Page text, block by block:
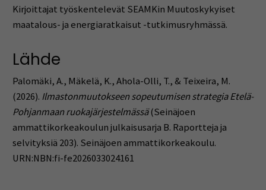
Kirjoittajat työskentelevät SEAMKin Muutoskykyiset
maatalous- ja energiaratkaisut -tutkimusryhmässä.
Lähde
Palomäki, A., Mäkelä, K., Ahola-Olli, T., & Teixeira, M.
(2026). Ilmastonmuutokseen sopeutumisen strategia Etelä-
Pohjanmaan ruokajärjestelmässä(Seinäjoen
ammattikorkeakoulun julkaisusarja B. Raportteja ja
selvityksiä 203). Seinäjoen ammattikorkeakoulu.
URN:NBN:fi-fe2026033024161